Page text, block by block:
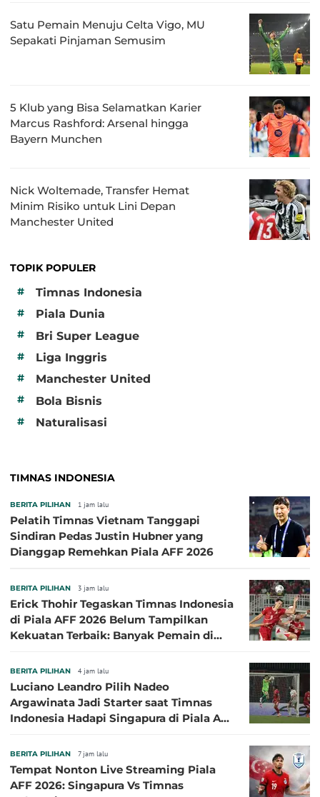
Satu Pemain Menuju Celta Vigo, MU
Sepakati Pinjaman Semusim
5 Klub yang Bisa Selamatkan Karier
Marcus Rashford: Arsenal hingga
Bayern Munchen
Nick Woltemade, Transfer Hemat
Minim Risiko untuk Lini Depan
Manchester United
TOPIK POPULER
#
Timnas Indonesia
# Piala Dunia
# Bri Super League
# Liga Inggris
# Manchester United
# Bola Bisnis
# Naturalisasi
TIMNAS INDONESIA
BERITA PILIHAN 1 jam lalu
Pelatih Timnas Vietnam Tanggapi
Sindiran Pedas Justin Hubner yang
Dianggap Remehkan Piala AFF 2026
BERITA PILIHAN 3 jam lalu
Erick Thohir Tegaskan Timnas Indonesia
di Piala AFF 2026 Belum Tampilkan
Kekuatan Terbaik: Banyak Pemain di
BERITA PILIHAN 4 jam lalu
Luciano Leandro Pilih Nadeo
Argawinata Jadi Starter saat Timnas
Indonesia Hadapi Singapura di Piala AFF
BERITA PILIHAN 7 jam lalu
Tempat Nonton Live Streaming Piala
AFF 2026: Singapura Vs Timnas